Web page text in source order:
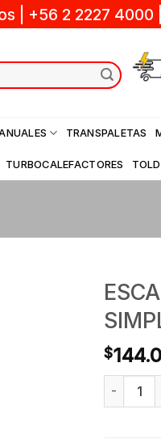
+56 2 2227 4000
TRANSPALETAS
TURBOCALEFACTORES
$